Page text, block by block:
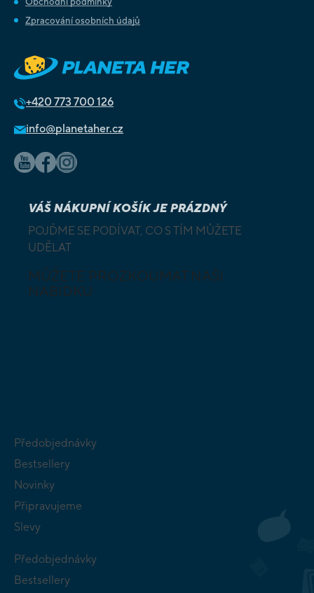
Zpracování osobních údajů
+420 773 700 126
info@planetaher.cz
VÁŠ NÁKUPNÍ KOŠÍK JE PRÁZDNÝ
POJĎME SE PODÍVAT, CO S TÍM MŮŽETE
UDĚLAT
MŮŽETE PROZKOUMAT NAŠI
NABÍDKU
Předobjednávky
Bestsellery
Novinky
Připravujeme
Slevy
Předobjednávky
Bestsellery